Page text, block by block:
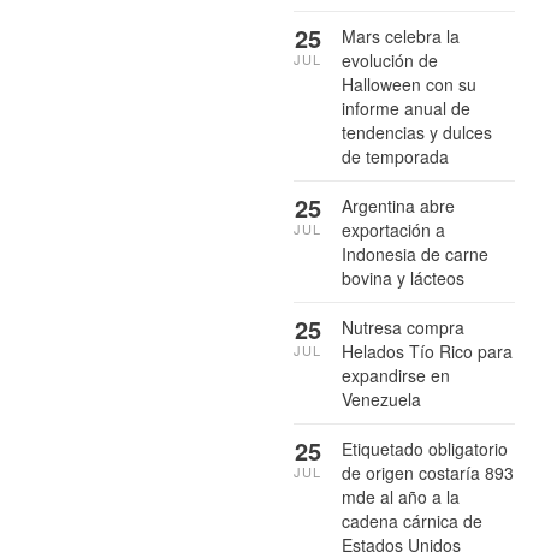
Mars celebra la
evolución de
Halloween con su
informe anual de
tendencias y dulces
de temporada
25
JUL
Argentina abre
exportación a
Indonesia de carne
bovina y lácteos
25
JUL
Nutresa compra
Helados Tío Rico para
expandirse en
Venezuela
25
JUL
Etiquetado obligatorio
de origen costaría 893
mde al año a la
cadena cárnica de
Estados Unidos
25
JUL